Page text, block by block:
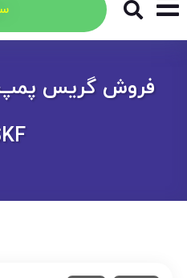
فروش گریس پمپ